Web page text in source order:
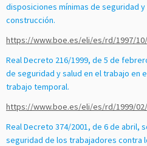
disposiciones mínimas de seguridad
construcción.
https://www.boe.es/eli/es/rd/1997/
Real Decreto 216/1999, de 5 de
de seguridad y salud en el trabajo en
trabajo temporal.
https://www.boe.es/eli/es/rd/1999/
Real Decreto 374/2001, de 6 de abril,
seguridad de los trabajadores contra